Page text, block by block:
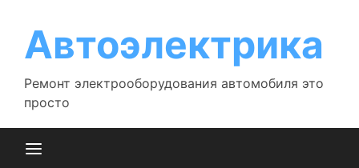
содержимому
Автоэлектрика
Ремонт электрооборудования автомобиля это
просто